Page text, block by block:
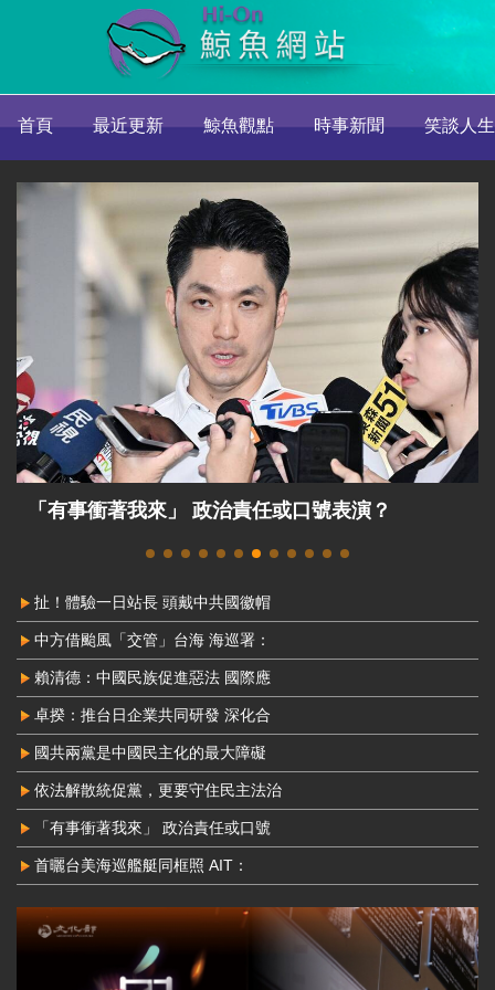
首頁 最近更新 鯨魚觀點 時事新聞 笑談人生
首曬台美海巡艦艇同框照 AIT：支持台灣海事執法
扯！體驗一日站長 頭戴中共國徽帽
中方借颱風「交管」台海 海巡署：
賴清德：中國民族促進惡法 國際應
卓揆：推台日企業共同研發 深化合
國共兩黨是中國民主化的最大障礙
依法解散統促黨，更要守住民主法治
「有事衝著我來」 政治責任或口號
首曬台美海巡艦艇同框照 AIT：